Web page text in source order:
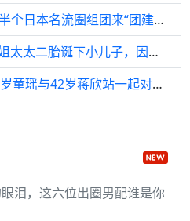
疯了！王嘉尔东京开唱，半个日本名流圈组团来“团建”？
44岁TVB男星再当爸，港姐太太二胎诞下小儿子，因公司人事变动曝光率骤减
女演员的气质很重要，40岁童瑶与42岁蒋欣站一起对比很明显
泪，这六位出圈男配谁是你